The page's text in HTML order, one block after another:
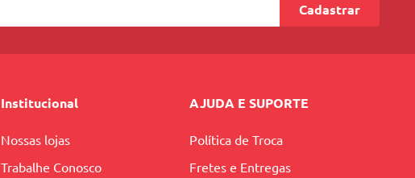
Cadastrar
Institucional
Nossas lojas
Trabalhe Conosco
AJUDA E SUPORTE
Política de Troca
Fretes e Entregas